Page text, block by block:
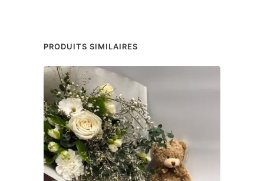
PRODUITS SIMILAIRES